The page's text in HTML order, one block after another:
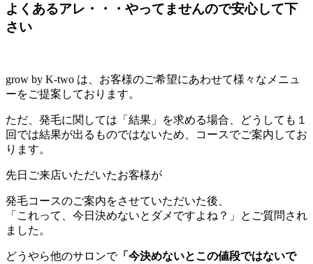
よくあるアレ・・・やってませんので安心して下
さい
grow by K-two は、お客様のご希望にあわせて様々なメニュ
ーをご提案しております。
ただ、発毛に関しては「結果」を求める場合、どうしても１
回では結果が出るものではないため、コースでご案内してお
ります。
先日ご来店いただいたお客様が
発毛コースのご案内をさせていただいた後、
「これって、今日決めないとダメですよね？」とご質問され
ました。
どうやら他のサロンで「今決めないとこの値段ではないで